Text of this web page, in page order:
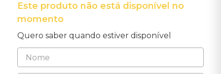
Este produto não está disponível no
momento
Quero saber quando estiver disponível